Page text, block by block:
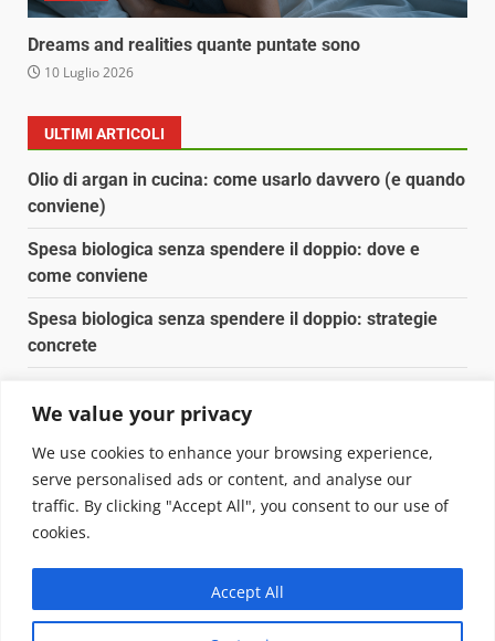
We value your privacy
We use cookies to enhance your browsing experience,
serve personalised ads or content, and analyse our
traffic. By clicking "Accept All", you consent to our use of
cookies.
Accept All
Dreams and realities quante puntate sono
10 Luglio 2026
ULTIMI ARTICOLI
Olio di argan in cucina: come usarlo davvero (e quando
conviene)
Spesa biologica senza spendere il doppio: dove e
come conviene
Spesa biologica senza spendere il doppio: strategie
concrete
Pulizia naturale della casa: 3 ingredienti che
sostituiscono 10 prodotti chimici
Copyright © 2025 Biopianeta.it proprietà di Jws Media
Questo blog non è una testata giornalistica, in quanto
viene aggiornato senza alcuna periodicità. Non può
pertanto considerarsi un prodotto editoriale ai sensi